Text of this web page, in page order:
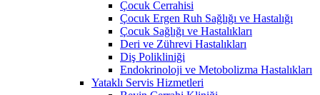
Çocuk Cerrahisi
Çocuk Ergen Ruh Sağlığı ve Hastalığı
Çocuk Sağlığı ve Hastalıkları
Deri ve Zührevi Hastalıkları
Diş Polikliniği
Endokrinoloji ve Metobolizma Hastalıkları
Yataklı Servis Hizmetleri